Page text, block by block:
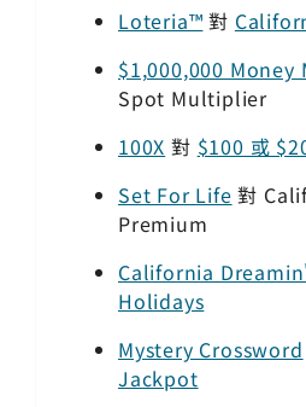
Loteria™ 對
$1,000,000 Money
Spot Multiplier
100X 對 $100 或
Set For Life 對
Premium
California Dreamin'
Holidays
Mystery Crossword
Jackpot